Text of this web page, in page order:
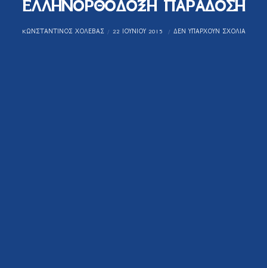
ΕΛΛΗΝΟΡΘΟΔΟΞΗ ΠΑΡΑΔΟΣΗ
KΩΝΣΤΑΝΤΊΝΟΣ ΧΟΛΈΒΑΣ 22 ΙΟΥΝΊΟΥ 2015 ΔΕΝ ΥΠΆΡΧΟΥΝ ΣΧΌΛΙΑ